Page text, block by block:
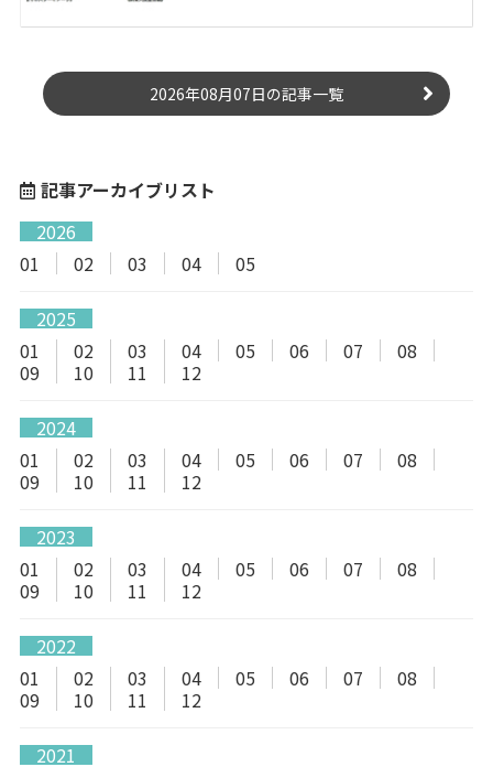
2026年08月07日の記事一覧
記事アーカイブリスト
2026
01
02 03 04 05
2025
01
02 03 04 05 06 07
08
09
10 11 12
2024
01
02 03 04 05 06 07
08
09
10 11 12
2023
01
02 03 04 05 06 07
08
09
10 11 12
2022
01
02 03 04 05 06 07
08
09
10 11 12
2021